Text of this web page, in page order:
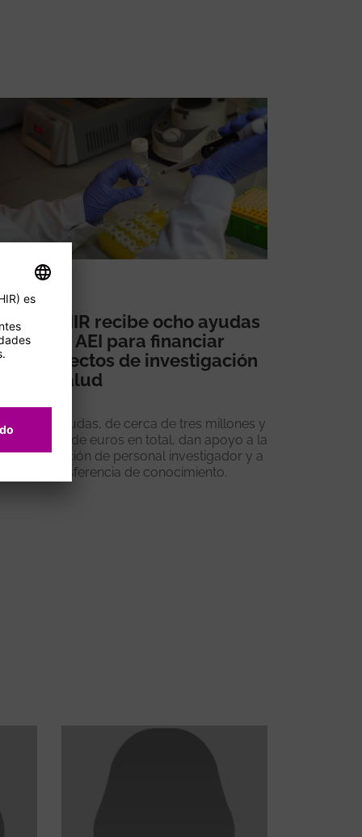
El VHIR recibe ocho ayudas
de la AEI para financiar
proyectos de investigación
en salud
Las ayudas, de cerca de tres millones y
medio de euros en total, dan apoyo a la
formación de personal investigador y a
la transferencia de conocimiento.